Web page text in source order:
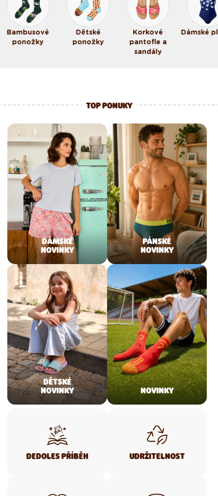
Bambusové
ponožky
Dětské
ponožky
Korkové
pantofle a
sandály
Dámské
TOP PONUKY
DÁMSKÉ
NOVINKY
PÁNSKÉ
NOVINKY
DĚTSKÉ
NOVINKY
NOVINKY
DEDOLES PŘÍBĚH UDRŽITELNOST